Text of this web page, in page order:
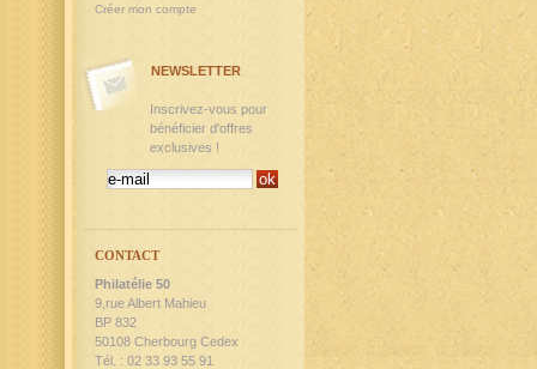
Créer mon compte
NEWSLETTER
Inscrivez-vous pour
bénéficier d'offres
exclusives !
CONTACT
Philatélie 50
9,rue Albert Mahieu
BP 832
50108 Cherbourg Cedex
Tél. : 02 33 93 55 91